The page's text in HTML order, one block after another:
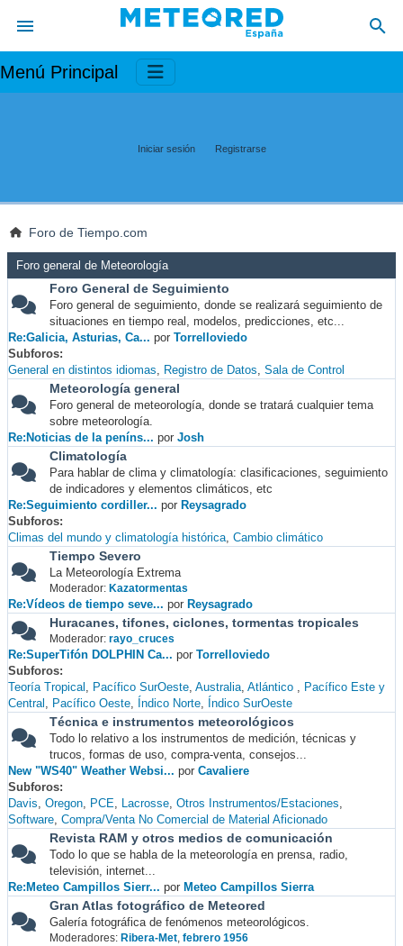
Menú Principal
Iniciar sesión Registrarse
Foro de Tiempo.com
Foro general de Meteorología
Foro General de Seguimiento
Foro general de seguimiento, donde se realizará seguimiento de
situaciones en tiempo real, modelos, predicciones, etc...
Re:Galicia, Asturias, Ca... por Torrelloviedo
Subforos
General en distintos idiomas
Registro de Datos Sala de Control
Meteorología general
Foro general de meteorología, donde se tratará cualquier tema
sobre meteorología.
Re:Noticias de la peníns... por Josh
Climatología
Para hablar de clima y climatología: clasificaciones, seguimiento
de indicadores y elementos climáticos, etc
Re:Seguimiento cordiller... por Reysagrado
Subforos
Climas del mundo y climatología histórica Cambio climático
Tiempo Severo
La Meteorología Extrema
Moderador: Kazatormentas
Re:Vídeos de tiempo seve... por Reysagrado
Huracanes, tifones, ciclones, tormentas tropicales
Moderador: rayo_cruces
Re:SuperTifón DOLPHIN Ca... por Torrelloviedo
Subforos
Teoría Tropical
Pacífico SurOeste Australia Atlántico
Pacífico Este y
Central
Pacífico Oeste Índico Norte Índico SurOeste
Técnica e instrumentos meteorológicos
Todo lo relativo a los instrumentos de medición, técnicas y
trucos, formas de uso, compra-venta, consejos...
New "WS40" Weather Websi... por Cavaliere
Subforos
Davis Oregon PCE Lacrosse Otros Instrumentos/Estaciones
Software Compra/Venta No Comercial de Material Aficionado
Revista RAM y otros medios de comunicación
Todo lo que se habla de la meteorología en prensa, radio,
televisión, internet...
Re:Meteo Campillos Sierr... por Meteo Campillos Sierra
Gran Atlas fotográfico de Meteored
Galería fotográfica de fenómenos meteorológicos.
Moderadores: Ribera-Met, febrero 1956